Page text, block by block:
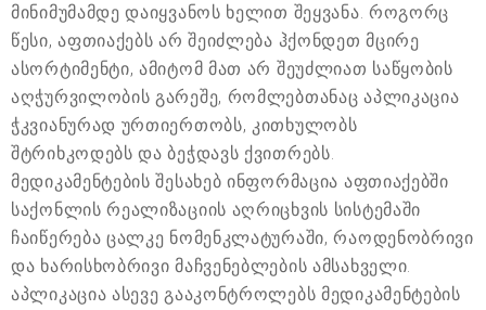
მინიმუმამდე დაიყვანოს ხელით შეყვანა. როგორც
წესი, აფთიაქებს არ შეიძლება ჰქონდეთ მცირე
ასორტიმენტი, ამიტომ მათ არ შეუძლიათ საწყობის
აღჭურვილობის გარეშე, რომლებთანაც აპლიკაცია
ჭკვიანურად ურთიერთობს, კითხულობს
შტრიხკოდებს და ბეჭდავს ქვითრებს.
მედიკამენტების შესახებ ინფორმაცია აფთიაქებში
საქონლის რეალიზაციის აღრიცხვის სისტემაში
ჩაიწერება ცალკე ნომენკლატურაში, რაოდენობრივი
და ხარისხობრივი მაჩვენებლების ამსახველი.
აპლიკაცია ასევე გააკონტროლებს მედიკამენტების